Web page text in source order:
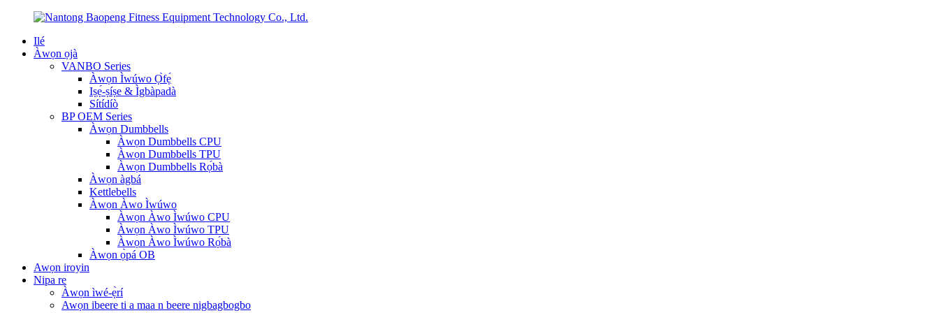
Ilé
Àwọn ọjà
VANBO Series
Àwọn Ìwúwo Ọ̀fẹ́
Iṣẹ́-ṣíṣe & Ìgbàpadà
Sítídíò
BP OEM Series
Àwọn Dumbbells
Àwọn Dumbbells CPU
Àwọn Dumbbells TPU
Àwọn Dumbbells Rọ́bà
Àwọn àgbá
Kettlebells
Àwọn Àwo Ìwúwo
Àwọn Àwo Ìwúwo CPU
Àwọn Àwo Ìwúwo TPU
Àwọn Àwo Ìwúwo Rọ́bà
Àwọn ọ̀pá OB
Awọn iroyin
Nipa re
Àwọn ìwé-ẹ̀rí
Awọn ibeere ti a maa n beere nigbagbogbo